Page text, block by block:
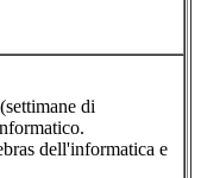
di
dell'informatica e